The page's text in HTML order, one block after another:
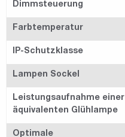
Dimmsteuerung
Farbtemperatur
IP-Schutzklasse
Lampen Sockel
Leistungsaufnahme einer
äquivalenten Glühlampe
Optimale